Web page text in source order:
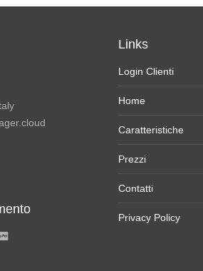
Links
Login Clienti
Home
Caratteristiche
Prezzi
Contatti
Privacy Policy